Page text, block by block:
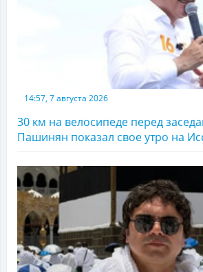
14:57, 7 августа 2026
30 км на велосипеде перед
Пашинян показал свое утро на